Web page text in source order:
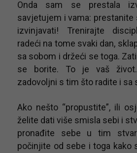
Onda sam se prestala
savjetujem i vama: prestanite
izvinjavati! Trenirajte
radeći na tome svaki dan,
sa sobom i držeći se toga.
se borite. To je vaš
zadovoljni s tim što radite i sa
Ako nešto “propustite”, ili
želite dati više smisla sebi i
pronađite sebe u tim
počinjite od sebe i toga kako